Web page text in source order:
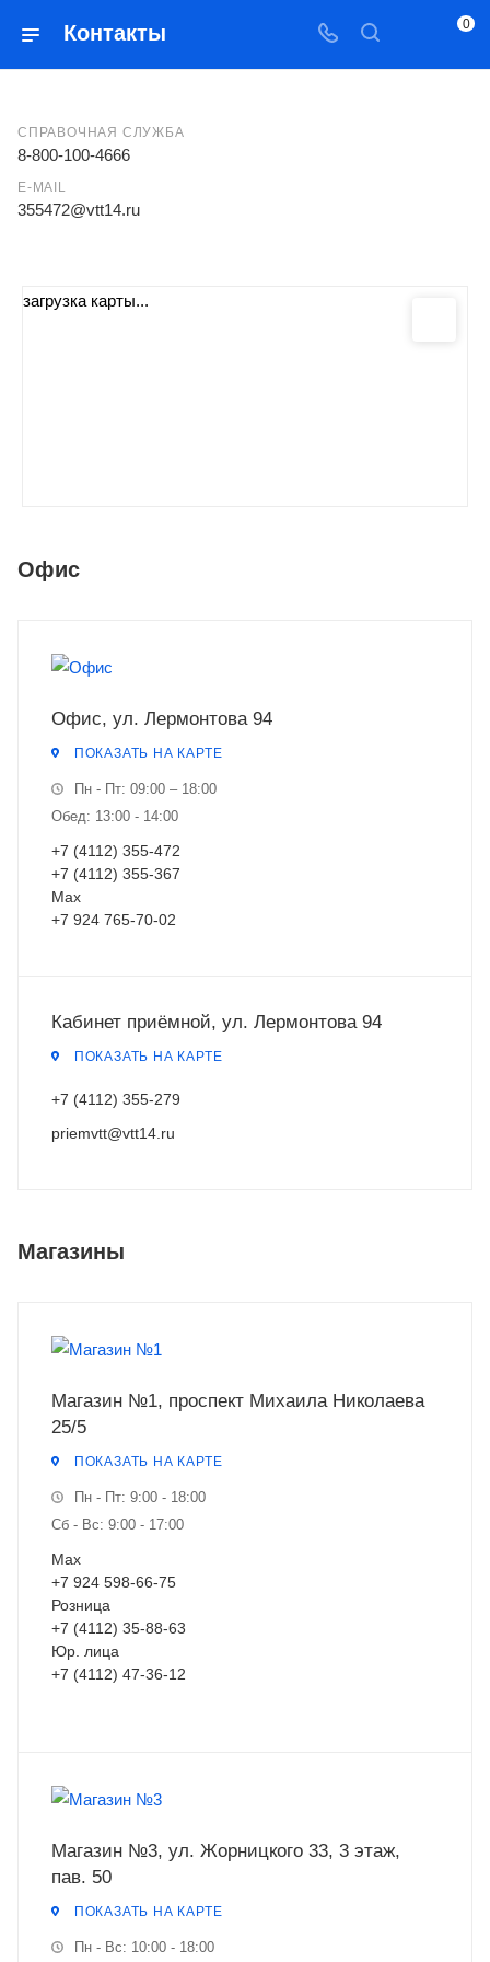
Контакты 0
СПРАВОЧНАЯ СЛУЖБА
8-800-100-4666
E-MAIL
355472@vtt14.ru
загрузка карты...
Офис
Офис, ул. Лермонтова 94
ПОКАЗАТЬ НА КАРТЕ
Пн - Пт: 09:00 – 18:00
Обед: 13:00 - 14:00
+7 (4112) 355-472
+7 (4112) 355-367
Мах
+7 924 765-70-02
Кабинет приёмной, ул. Лермонтова 94
ПОКАЗАТЬ НА КАРТЕ
+7 (4112) 355-279
priemvtt@vtt14.ru
Магазины
Магазин №1, проспект Михаила Николаева
25/5
ПОКАЗАТЬ НА КАРТЕ
Пн - Пт: 9:00 - 18:00
Сб - Вс: 9:00 - 17:00
Мах
+7 924 598-66-75
Розница
+7 (4112) 35-88-63
Юр. лица
+7 (4112) 47-36-12
Магазин №3, ул. Жорницкого 33, 3 этаж,
пав. 50
ПОКАЗАТЬ НА КАРТЕ
Пн - Вс: 10:00 - 18:00